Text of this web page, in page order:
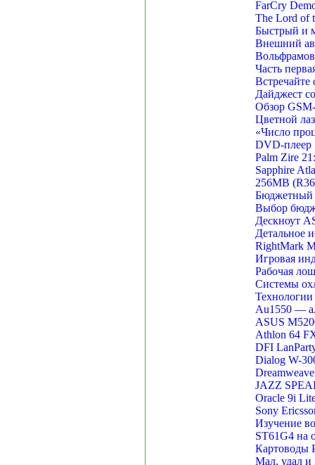
FarCry
The Lord of
Быстрый и
Внешний
Часть
Встречайте
Дайджест
Обзор
Цветной
«Число
DVD-плеер
Palm Zire
Sapphire
256MB
Бюджетный
Выбор
Дескноут
Детальное
RightMark
Игровая
Рабочая
Системы
Au1550 —
ASUS
Athlon 64
DFI
Dialog W-
JAZZ
Oracle 9i
Sony
Изучение
ST61G4 на
Картоводы
Мал, удал и